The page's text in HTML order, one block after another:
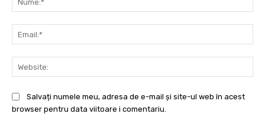
Salvați numele meu, adresa de e-mail și site-ul web în acest
browser pentru data viitoare i comentariu.